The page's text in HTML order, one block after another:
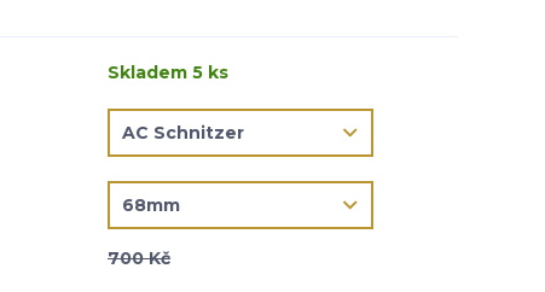
Skladem 5 ks
700 Kč